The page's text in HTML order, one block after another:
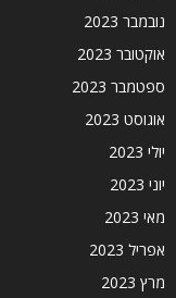
נובמבר 2023
אוקטובר 2023
ספטמבר 2023
אוגוסט 2023
יולי 2023
יוני 2023
מאי 2023
אפריל 2023
מרץ 2023